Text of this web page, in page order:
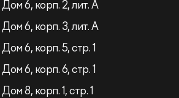
Дом 6, корп. 2, лит. А
Дом 6, корп. 3, лит. А
Дом 6, корп. 5, стр. 1
Дом 6, корп. 6, стр. 1
Дом 8, корп. 1, стр. 1